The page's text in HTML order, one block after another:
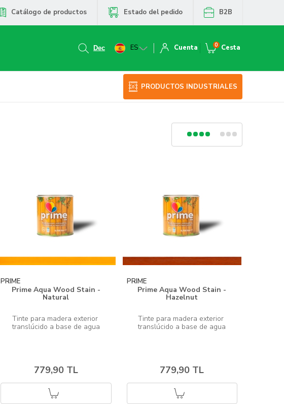
Catálogo de productos Estado del pedido B2B
ES Cuenta Cesta
0
PRODUCTOS INDUSTRIALES
PRIME
Prime Aqua Wood Stain -
Natural
Tinte para madera exterior
779,90 TL
PRIME
Prime Aqua Wood Stain -
Hazelnut
Tinte para madera exterior
779,90 TL